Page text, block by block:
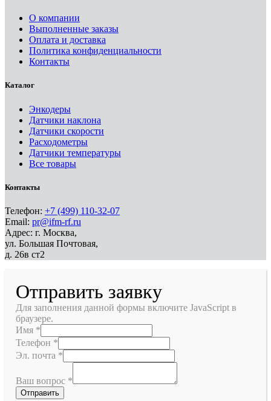
О компании
Выполненные заказы
Оплата и доставка
Политика конфиденциальности
Контакты
Каталог
Энкодеры
Датчики наклона
Датчики скорости
Расходометры
Датчики температуры
Все товары
Контакты
Телефон: +7 (499) 110-32-07
Email: pr@ifm-rf.ru
Адрес: г. Москва,
ул. Большая Почтовая,
д. 26в ст2
Отправить заявку
Для заполнения данной формы включите JavaScript в
браузере.
Имя *
Телефон *
Эл. почта *
Ваш вопрос *
Отправить